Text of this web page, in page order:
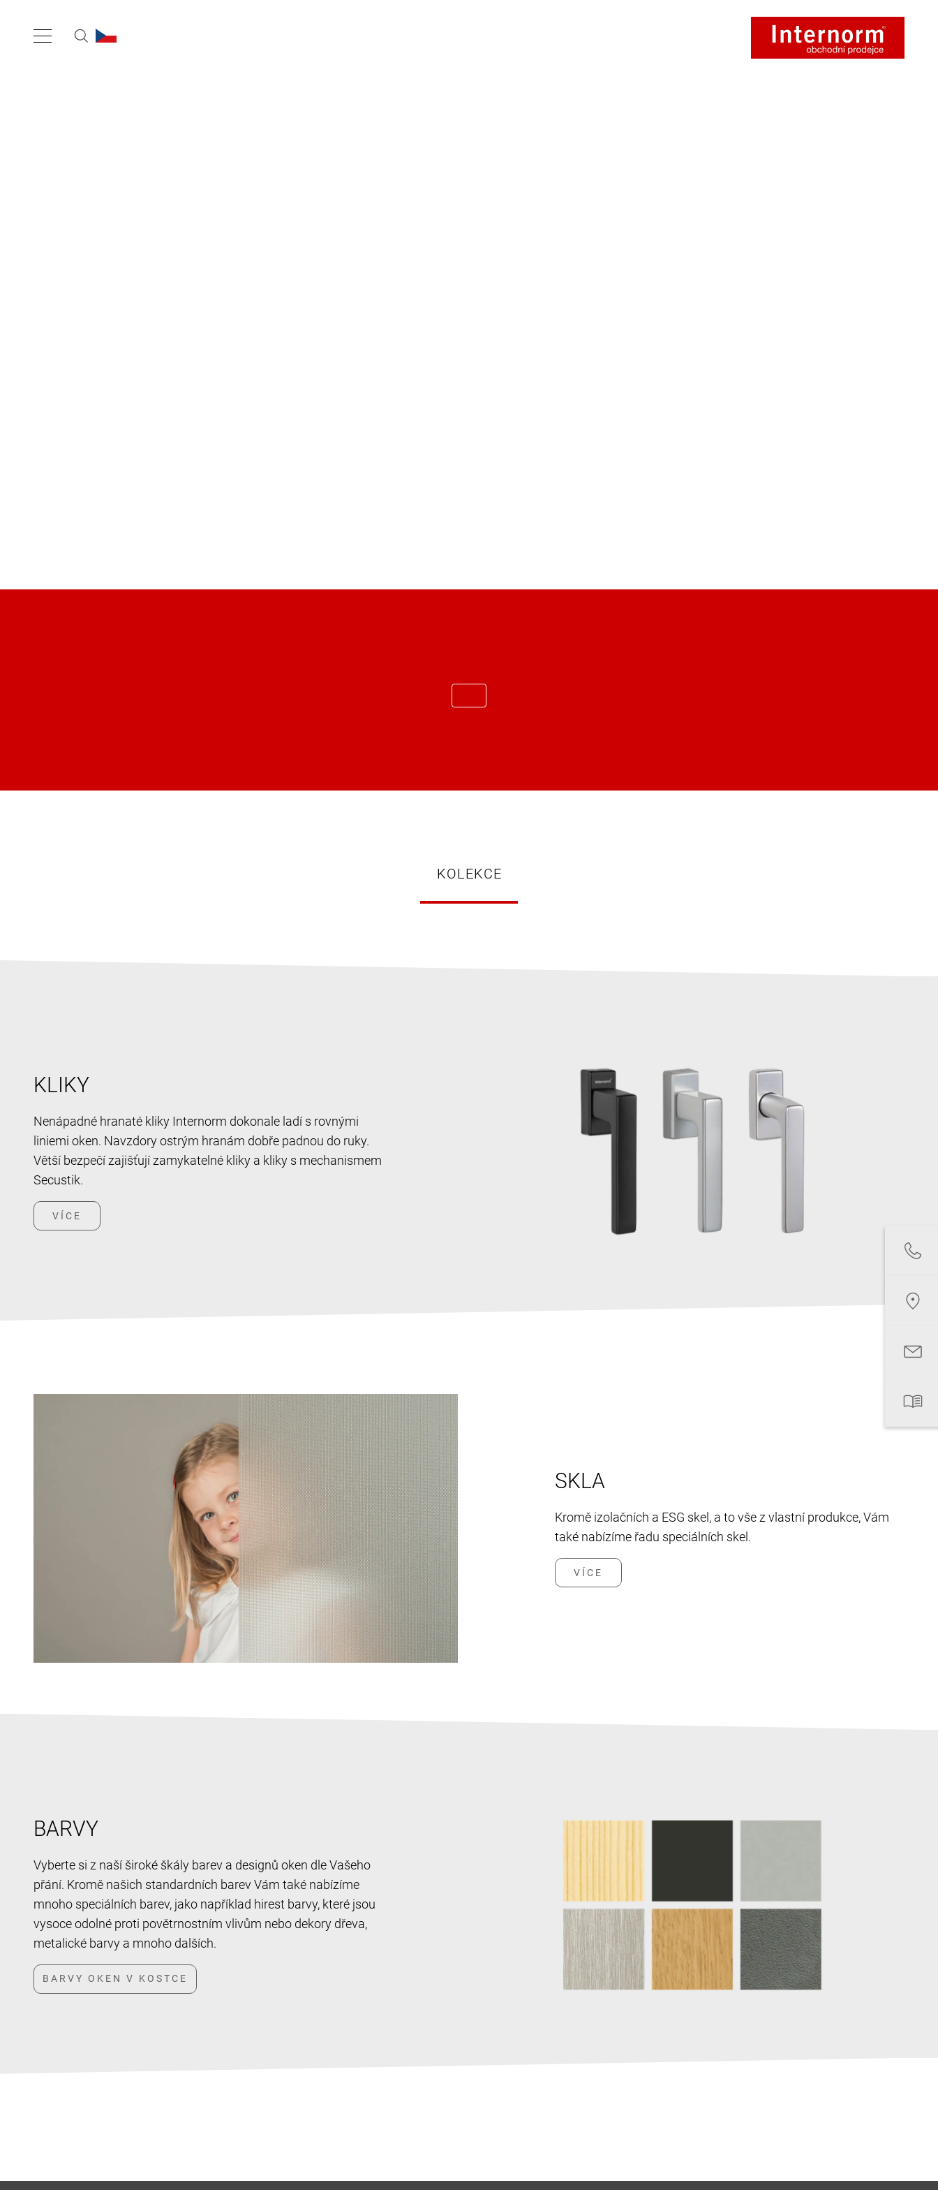
KOLEKCE
KLIKY
Nenápadné hranaté kliky Internorm dokonale ladí s rovnými
liniemi oken. Navzdory ostrým hranám dobře padnou do ruky.
Větší bezpečí zajišťují zamykatelné kliky a kliky s mechanismem
Secustik.
SKLA
Kromě izolačních a ESG skel, a to vše z vlastní produkce, Vám
také nabízíme řadu speciálních skel.
BARVY
Vyberte si z naší široké škály barev a designů oken dle Vašeho
přání. Kromě našich standardních barev Vám také nabízíme
mnoho speciálních barev, jako například hirest barvy, které jsou
vysoce odolné proti povětrnostním vlivům nebo dekory dřeva,
metalické barvy a mnoho dalších.